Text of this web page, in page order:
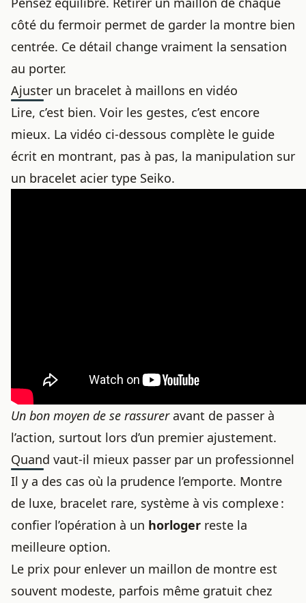
côté du fermoir permet de garder la montre bien
centrée. Ce détail change vraiment la sensation
au porter.
Ajuster un bracelet à maillons en vidéo
Lire, c’est bien. Voir les gestes, c’est encore
mieux. La vidéo ci-dessous complète le guide
écrit en montrant, pas à pas, la manipulation sur
un bracelet acier type Seiko.
Un bon moyen de se rassureravant de passer à
l’action, surtout lors d’un premier ajustement.
Quand vaut-il mieux passer par un professionnel
Il y a des cas où la prudence l’emporte. Montre
de luxe, bracelet rare, système à vis complexe :
confier l’opération à un horloger reste la
meilleure option.
Le prix pour enlever un maillon de montre est
souvent modeste, parfois même gratuit chez